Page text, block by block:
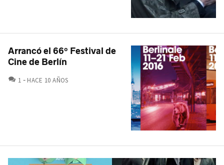
Arrancó el 66º Festival de
Cine de Berlín
1 COMENTARIOS
HACE 10 AÑOS